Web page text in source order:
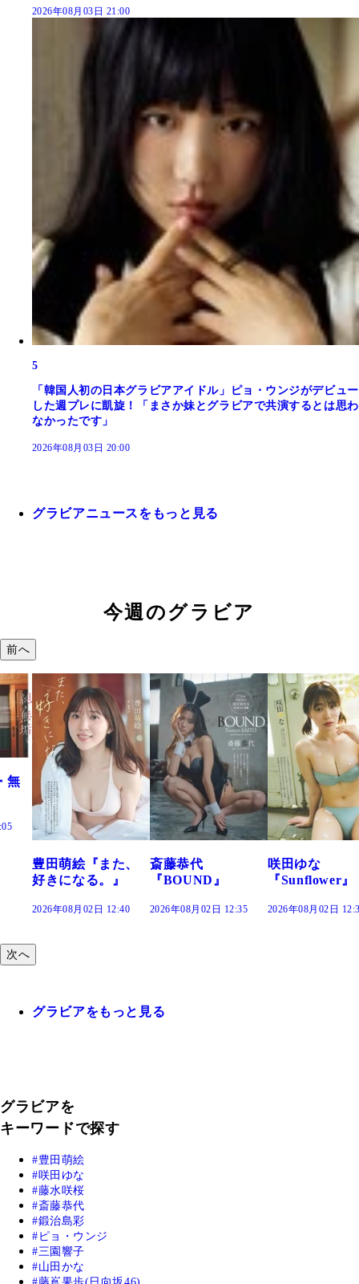
2026年08月03日 21:00
5
「韓国人初の日本グラビアアイドル」ピョ・ウンジがデビュー
した週プレに凱旋！「まさか妹とグラビアで共演するとは思わ
なかったです」
2026年08月03日 20:00
グラビアニュースをもっと見る
今週のグラビア
前へ
斎藤恭代
『BOUND』
2026年08月02日 12:35
咲田ゆな
『Sunflower』
2026年08月02日 12:30
藤水咲桜『花
だまり』
2026年08月02日
次へ
グラビアをもっと見る
グラビアを
キーワードで探す
豊田萌絵
咲田ゆな
藤水咲桜
斎藤恭代
鍛治島彩
ピョ・ウンジ
三園響子
山田かな